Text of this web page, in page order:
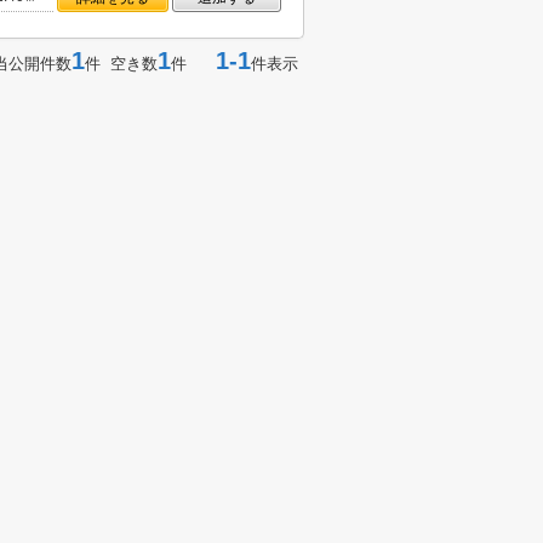
公開件数1件 空き数1件 1-1件表示